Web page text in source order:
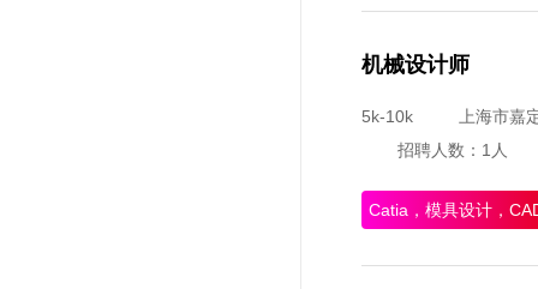
机械设计师
5k-10k
上海市嘉
招聘人数：1人
Catia，模具设计，